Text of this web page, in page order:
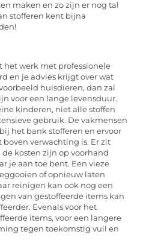
maken en zo zijn er nog tal
stofferen kent bijna
het werk met professionele
en je advies krijgt over wat
huisdieren, dan zal
voor een lange levensduur.
kinderen, niet alle stoffen
gebruik. De vakmensen
het bank stofferen en ervoor
verwachting is. Er zit
kosten zijn op voorhand
je aan toe bent. Een vieze
of opnieuw laten
reinigen kan ook nog een
van gestoffeerde items kan
Evenals voor het
items, voor een langere
tegen toekomstig vuil en